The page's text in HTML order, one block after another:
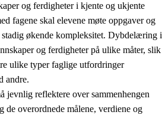
og ferdigheter i kjente og ukjente
fagene skal elevene møte oppgaver og
økende kompleksitet. Dybdelæring i
og ferdigheter på ulike måter, slik
ulike typer faglige utfordringer
andre.
jevnlig reflektere over sammenhengen
overordnede målene, verdiene og